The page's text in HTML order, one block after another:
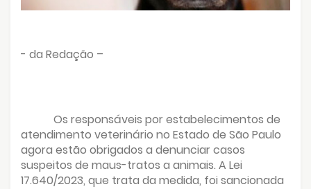
- da Redação –
Os responsáveis por estabelecimentos de
atendimento veterinário no Estado de São Paulo
agora estão obrigados a denunciar casos
suspeitos de maus-tratos a animais. A Lei
17.640/2023, que trata da medida, foi sancionada